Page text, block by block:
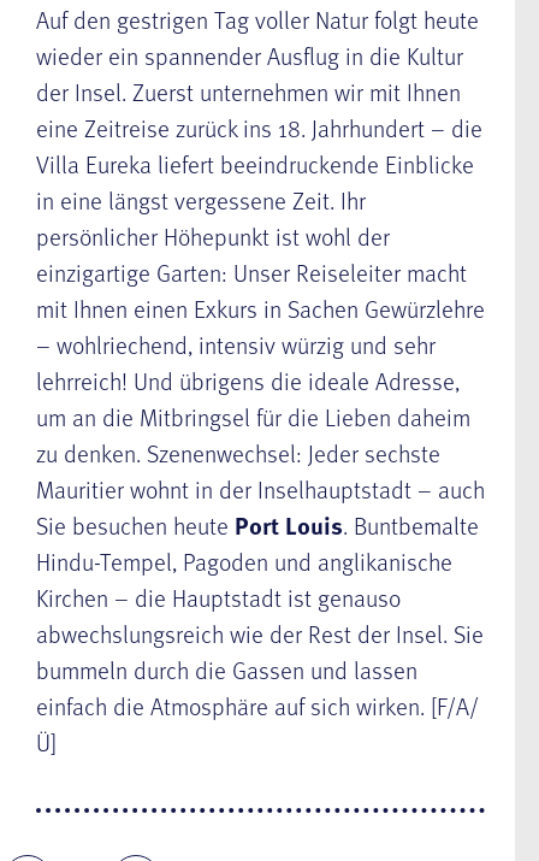
Auf den gestrigen Tag voller Natur folgt heute
wieder ein spannender Ausflug in die Kultur
der Insel. Zuerst unternehmen wir mit Ihnen
eine Zeitreise zurück ins 18. Jahrhundert – die
Villa Eureka liefert beeindruckende Einblicke
in eine längst vergessene Zeit. Ihr
persönlicher Höhepunkt ist wohl der
einzigartige Garten: Unser Reiseleiter macht
mit Ihnen einen Exkurs in Sachen Gewürzlehre
– wohlriechend, intensiv würzig und sehr
lehrreich! Und übrigens die ideale Adresse,
um an die Mitbringsel für die Lieben daheim
zu denken. Szenenwechsel: Jeder sechste
Mauritier wohnt in der Inselhauptstadt – auch
Sie besuchen heute Port Louis. Buntbemalte
Hindu-Tempel, Pagoden und anglikanische
Kirchen – die Hauptstadt ist genauso
abwechslungsreich wie der Rest der Insel. Sie
bummeln durch die Gassen und lassen
einfach die Atmosphäre auf sich wirken. [F/A/
Ü]